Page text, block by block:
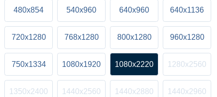
480x854 540x960 640x960 640x1136
720x1280 768x1280 800x1280 960x1280
750x1334 1080x1920 1080x2220 1280x2560
1350x2400 1440x2560 1440x2880 1440x2960